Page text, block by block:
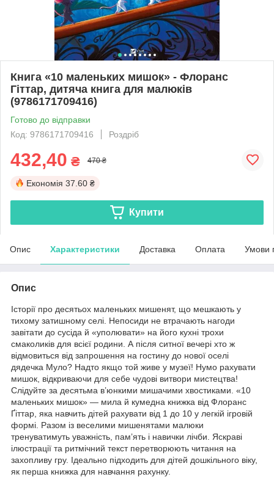
Книга «10 маленьких мишок» - Флоранс
Гіттар, дитяча книга для малюків
(9786171709416)
Готово до відправки
Код: 9786171709416
Роздріб
432,40 ₴ 470 ₴
Економія 37.60 ₴
Купити
Опис Характеристики Доставка Оплата Умови
Опис
Історії про десятьох маленьких мишенят, що мешкають у
тихому затишному селі. Непосиди не втрачають нагоди
завітати до сусіда й «уполювати» на його кухні трохи
смаколиків для всієї родини. А після ситної вечері хто ж
відмовиться від запрошення на гостину до нової оселі
дядечка Муло? Надто якщо той живе у музеї! Нумо рахувати
мишок, відкриваючи для себе чудові витвори мистецтва!
Слідуйте за десятьма в’юнкими мишачими хвостиками. «10
маленьких мишок» — мила й кумедна книжка від Флоранс
Ґіттар, яка навчить дітей рахувати від 1 до 10 у легкій ігровій
формі. Разом із веселими мишенятами малюки
тренуватимуть уважність, пам’ять і навички лічби. Яскраві
ілюстрації та ритмічний текст перетворюють читання на
захопливу гру. Ідеально підходить для дітей дошкільного віку,
як перша книжка для навчання рахунку.